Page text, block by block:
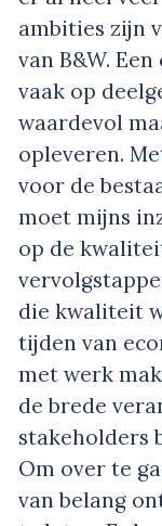
ambities zijn
van B&W.
vaak op
waardevol
opleveren.
voor de
moet mijns
op de
die kwaliteit
tijden van
met werk
de brede
stakeholders
Om over te
van belang